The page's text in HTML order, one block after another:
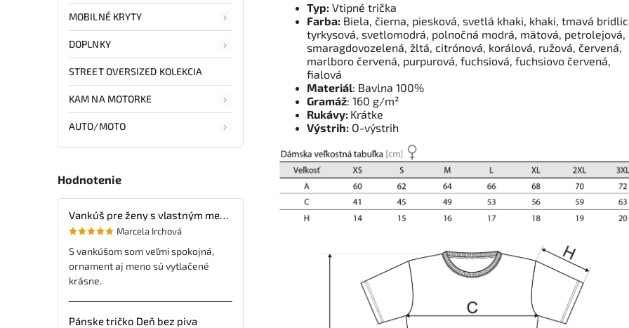
MOBILNÉ KRYTY
DOPLNKY
STREET OVERSIZED KOLEKCIA
KAM NA MOTORKE
AUTO/MOTO
Hodnotenie
Marcela Irchová
S vankúšom som veľmi spokojná,
ornament aj meno sú vytlačené
krásne.
Pánske tričko Deň bez piva
Typ: Vtipné trička
Farba: Biela, čierna, piesková, svetlá khaki, khaki, tmavá
tyrkysová, svetlomodrá, polnočná modrá, mätová, petrolejová,
smaragdovozelená, žltá, citrónová, korálová, ružová, červená,
marlboro červená, purpurová, fuchsiová, fuchsiovo červená,
fialová
Materiál: Bavlna 100%
Gramáž: 160 g/m²
Rukávy: Krátke
Výstrih: O-výstrih